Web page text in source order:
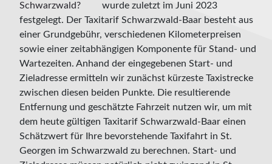
wurde zuletzt im Juni 2023
festgelegt. Der Taxitarif Schwarzwald-Baar besteht aus
einer Grundgebühr, verschiedenen Kilometerpreisen
sowie einer zeitabhängigen Komponente für Stand- und
Wartezeiten. Anhand der eingegebenen Start- und
Zieladresse ermitteln wir zunächst kürzeste Taxistrecke
zwischen diesen beiden Punkte. Die resultierende
Entfernung und geschätzte Fahrzeit nutzen wir, um mit
dem heute gültigen Taxitarif Schwarzwald-Baar einen
Schätzwert für Ihre bevorstehende Taxifahrt in St.
Georgen im Schwarzwald zu berechnen. Start- und